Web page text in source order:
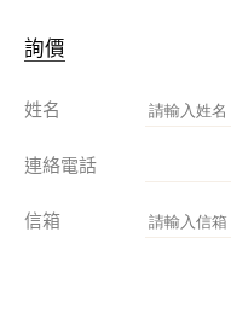
詢價
姓名
連絡電話
信箱